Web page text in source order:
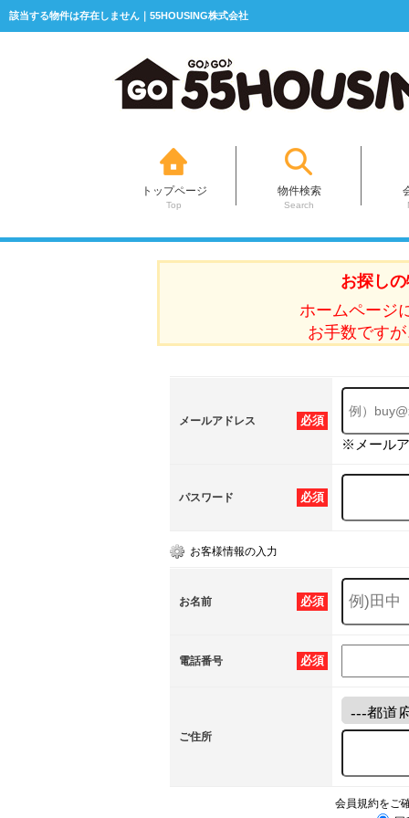
該当する物件は存在しません｜55HOUSING株式会社
トップページ
Top
物件検索
Search
お探し
ホームページ
お手数です
必須
メールアドレス
※メール
必須
パスワード
お客様情報の入力
必須
お名前
必須
電話番号
ご住所
会員規約をご